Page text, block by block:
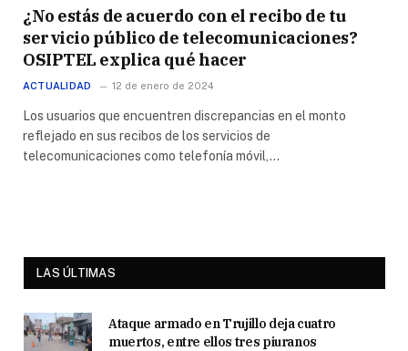
¿No estás de acuerdo con el recibo de tu
servicio público de telecomunicaciones?
OSIPTEL explica qué hacer
ACTUALIDAD 12 de enero de 2024
Los usuarios que encuentren discrepancias en el monto
reflejado en sus recibos de los servicios de
telecomunicaciones como telefonía móvil,…
LAS ÚLTIMAS
Ataque armado en Trujillo deja cuatro
muertos, entre ellos tres piuranos